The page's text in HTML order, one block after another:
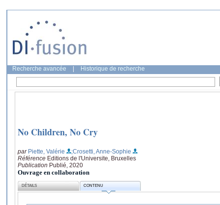
Recherche avancée Historique de recherche
No Children, No Cry
par Piette, Valérie
;Crosetti, Anne-Sophie
Référence Editions de l'Universite, Bruxelles
Publication Publié, 2020
Ouvrage en collaboration
DÉTAILS CONTENU